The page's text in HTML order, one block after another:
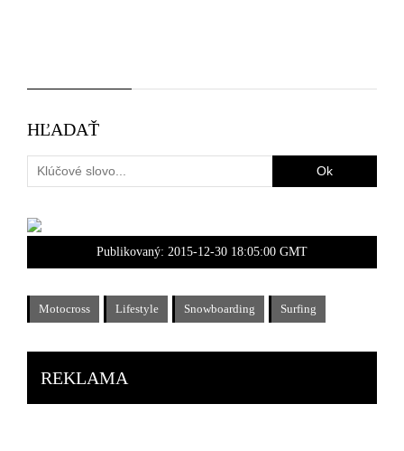
HĽADAŤ
Publikovaný: 2015-12-30 18:05:00 GMT
Motocross Lifestyle Snowboarding Surfing
REKLAMA